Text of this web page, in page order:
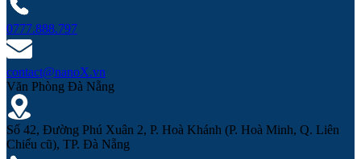
0777.888.797
contact@nanoX.vn
Văn Phòng Đà Nẵng
Số 42, Đường Phú Xuân 2, P. Hoà Khánh (P. Hoà Minh, Q. Liên
Chiểu cũ), TP. Đà Nẵng